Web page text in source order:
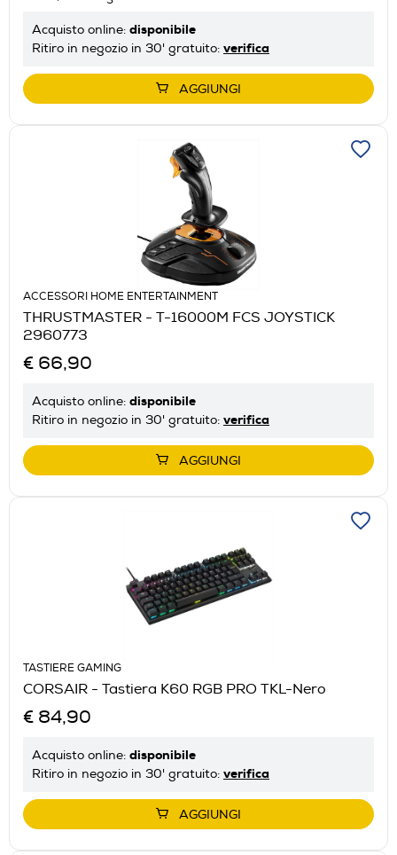
Acquisto online: disponibile
Ritiro in negozio in 30' gratuito: verifica
AGGIUNGI
ACCESSORI HOME ENTERTAINMENT
THRUSTMASTER - T-16000M FCS JOYSTICK
2960773
€ 66,90
Acquisto online: disponibile
Ritiro in negozio in 30' gratuito: verifica
AGGIUNGI
TASTIERE GAMING
CORSAIR - Tastiera K60 RGB PRO TKL-Nero
€ 84,90
Acquisto online: disponibile
Ritiro in negozio in 30' gratuito: verifica
AGGIUNGI